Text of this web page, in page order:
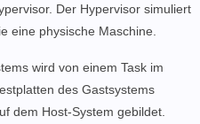
Der Hypervisor simuliert
eine physische Maschine.
wird von einem Task im
des Gastsystems
dem Host-System gebildet.